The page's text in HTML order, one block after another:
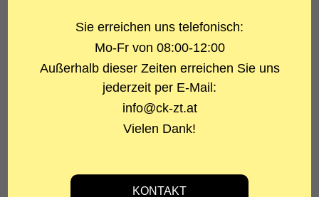
Chalets Betonbau
Statik
DI Clemens Kerschbaumer
Sie erreichen uns telefonisch:
Mo-Fr von 08:00-12:00
Außerhalb dieser Zeiten erreichen Sie uns
jederzeit per E-Mail:
info@ck-zt.at
Vielen Dank!